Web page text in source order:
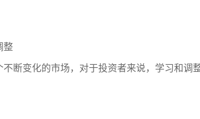
整
不断变化的市场，对于投资者来说，学习和